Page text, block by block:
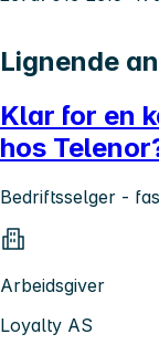
Lignende
Klar for en
hos
Bedriftsselger -
Arbeidsgiver
Loyalty AS